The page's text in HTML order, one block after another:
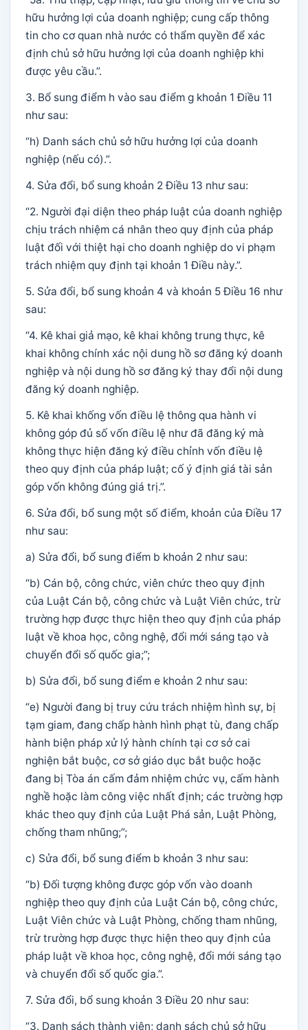
hữu hưởng lợi của doanh nghiệp; cung cấp thông
tin cho cơ quan nhà nước có thẩm quyền để xác
định chủ sở hữu hưởng lợi của doanh nghiệp khi
được yêu cầu.”.
3. Bổ sung điểm h vào sau điểm g khoản 1 Điều 11
như sau:
“h) Danh sách chủ sở hữu hưởng lợi của doanh
nghiệp (nếu có).”.
4. Sửa đổi, bổ sung khoản 2 Điều 13 như sau:
“2. Người đại diện theo pháp luật của doanh nghiệp
chịu trách nhiệm cá nhân theo quy định của pháp
luật đối với thiệt hại cho doanh nghiệp do vi phạm
trách nhiệm quy định tại khoản 1 Điều này.”.
5. Sửa đổi, bổ sung khoản 4 và khoản 5 Điều 16 như
sau:
“4. Kê khai giả mạo, kê khai không trung thực, kê
khai không chính xác nội dung hồ sơ đăng ký doanh
nghiệp và nội dung hồ sơ đăng ký thay đổi nội dung
đăng ký doanh nghiệp.
5. Kê khai khống vốn điều lệ thông qua hành vi
không góp đủ số vốn điều lệ như đã đăng ký mà
không thực hiện đăng ký điều chỉnh vốn điều lệ
theo quy định của pháp luật; cố ý định giá tài sản
góp vốn không đúng giá trị.”.
6. Sửa đổi, bổ sung một số điểm, khoản của Điều 17
như sau:
a) Sửa đổi, bổ sung điểm b khoản 2 như sau:
“b) Cán bộ, công chức, viên chức theo quy định
của Luật Cán bộ, công chức và Luật Viên chức, trừ
trường hợp được thực hiện theo quy định của pháp
luật về khoa học, công nghệ, đổi mới sáng tạo và
chuyển đổi số quốc gia;”;
b) Sửa đổi, bổ sung điểm e khoản 2 như sau:
“e) Người đang bị truy cứu trách nhiệm hình sự, bị
tạm giam, đang chấp hành hình phạt tù, đang chấp
hành biện pháp xử lý hành chính tại cơ sở cai
nghiện bắt buộc, cơ sở giáo dục bắt buộc hoặc
đang bị Tòa án cấm đảm nhiệm chức vụ, cấm hành
nghề hoặc làm công việc nhất định; các trường hợp
khác theo quy định của Luật Phá sản, Luật Phòng,
chống tham nhũng;”;
c) Sửa đổi, bổ sung điểm b khoản 3 như sau:
“b) Đối tượng không được góp vốn vào doanh
nghiệp theo quy định của Luật Cán bộ, công chức,
Luật Viên chức và Luật Phòng, chống tham nhũng,
trừ trường hợp được thực hiện theo quy định của
pháp luật về khoa học, công nghệ, đổi mới sáng tạo
và chuyển đổi số quốc gia.”.
7. Sửa đổi, bổ sung khoản 3 Điều 20 như sau:
“3. Danh sách thành viên; danh sách chủ sở hữu